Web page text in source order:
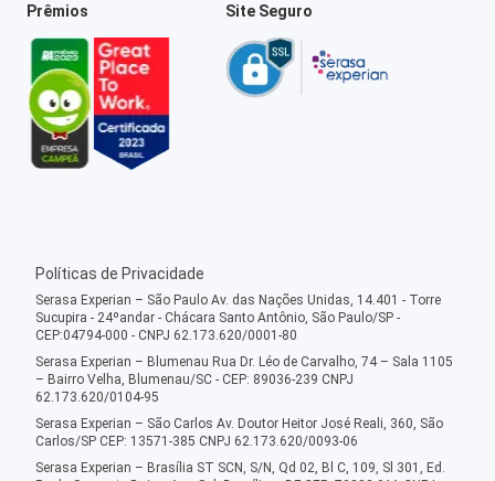
Prêmios Site Seguro
Políticas de Privacidade
Serasa Experian – São Paulo Av. das Nações Unidas, 14.401 - Torre
Sucupira - 24ºandar - Chácara Santo Antônio, São Paulo/SP -
CEP:04794-000 - CNPJ 62.173.620/0001-80
Serasa Experian – Blumenau Rua Dr. Léo de Carvalho, 74 – Sala 1105
– Bairro Velha, Blumenau/SC - CEP: 89036-239 CNPJ
62.173.620/0104-95
Serasa Experian – São Carlos Av. Doutor Heitor José Reali, 360, São
Carlos/SP CEP: 13571-385 CNPJ 62.173.620/0093-06
Serasa Experian – Brasília ST SCN, S/N, Qd 02, Bl C, 109, Sl 301, Ed.